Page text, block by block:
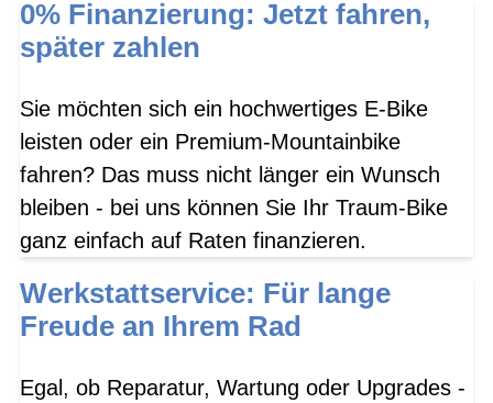
0% Finanzierung: Jetzt fahren,
später zahlen
Sie möchten sich ein hochwertiges E-Bike
leisten oder ein Premium-Mountainbike
fahren? Das muss nicht länger ein Wunsch
bleiben - bei uns können Sie Ihr Traum-Bike
ganz einfach auf Raten finanzieren.
Werkstattservice: Für lange
Freude an Ihrem Rad
Egal, ob Reparatur, Wartung oder Upgrades -